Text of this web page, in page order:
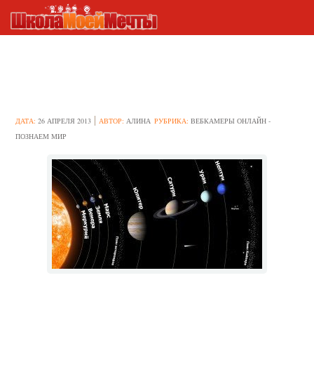
ДАТА:26 АПРЕЛЯ 2013 АВТОР:АЛИНА РУБРИКА:ВЕБКАМЕРЫ ОНЛАЙН -
ПОЗНАЕМ МИР